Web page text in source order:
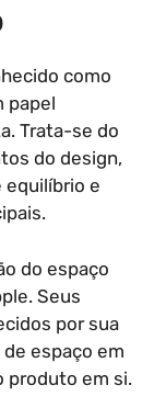
como
papel
Trata-se do
do design,
equilíbrio e
do espaço
Seus
por sua
espaço em
produto em si.